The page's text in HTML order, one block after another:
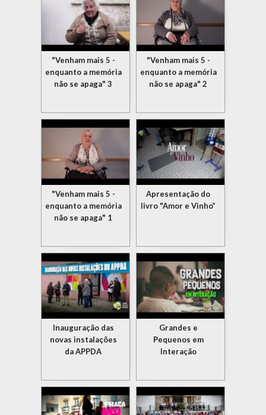
"Venham mais 5 -
enquanto a memória
não se apaga" 3
"Venham mais 5 -
enquanto a memória
não se apaga" 2
"Venham mais 5 -
enquanto a memória
não se apaga" 1
Apresentação do
livro "Amor e Vinho”
Inauguração das
novas instalações
da APPDA
Grandes e
Pequenos em
Interação